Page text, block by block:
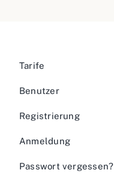
Tarife
Benutzer
Registrierung
Anmeldung
Passwort vergessen?